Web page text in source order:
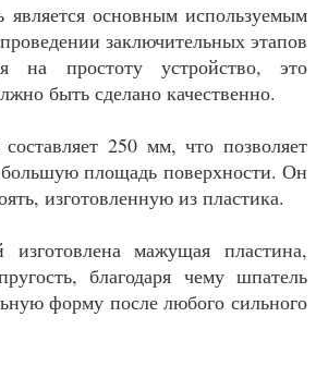
основным используемым
заключительных этапов
на простоту устройство, это
быть сделано качественно.
250 мм, что позволяет
большую площадь поверхности. Он
изготовленную из пластика.
изготовлена мажущая пластина,
благодаря чему шпатель
форму после любого сильного